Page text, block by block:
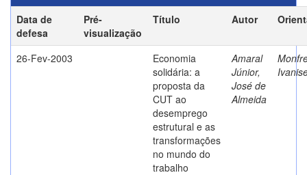
Data de
defesa
Pré-
visualização
Título Autor
26-Fev-2003
Economia
solidária: a
proposta da
CUT ao
desemprego
estrutural e as
transformações
no mundo do
trabalho
Amaral
Júnior,
José de
Almeida